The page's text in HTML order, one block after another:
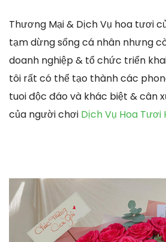
Thương Mại & Dịch Vụ hoa tươi
tạm dừng sống cá nhân nhưng
doanh nghiệp & tổ chức triển
tôi rất có thể tạo thành các
tuoi độc đáo và khác biệt & cân
của người chơi Dịch Vụ Hoa Tươi